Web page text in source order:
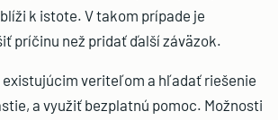
k istote. V takom prípade je
príčinu než pridať ďalší záväzok.
existujúcim veriteľom a hľadať riešenie
a využiť bezplatnú pomoc. Možnosti